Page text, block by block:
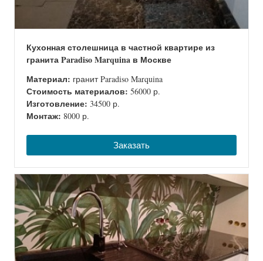
Кухонная столешница в частной квартире из
гранита Paradiso Marquina в Москве
Материал: гранит Paradiso Marquina
Стоимость материалов: 56000 р.
Изготовление: 34500 р.
Монтаж: 8000 р.
Заказать